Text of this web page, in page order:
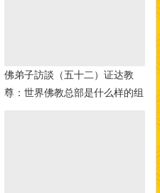
佛弟子訪談（五十二）证达教
尊：世界佛教总部是什么样的组